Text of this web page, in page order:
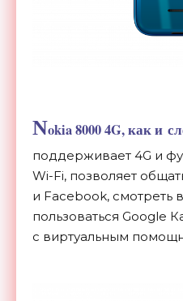
Nokia 8000 4G, как и
поддерживает 4G и
Wi-Fi, позволяет
и Facebook, смотреть
пользоваться Google
с виртуальным